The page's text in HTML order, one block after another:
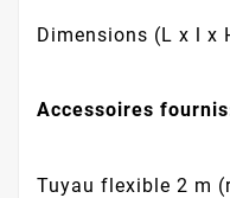
Dimensions (L x l x
Accessoires
Tuyau flexible 2 m